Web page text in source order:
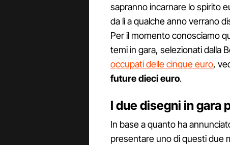
sapranno incarnare lo spirito
da lì a qualche anno verrano
Per il momento conosciamo
temi in gara, selezionati dalla
occupati delle cinque euro,
future dieci euro.
I due disegni in gara
In base a quanto ha
presentare uno di questi due